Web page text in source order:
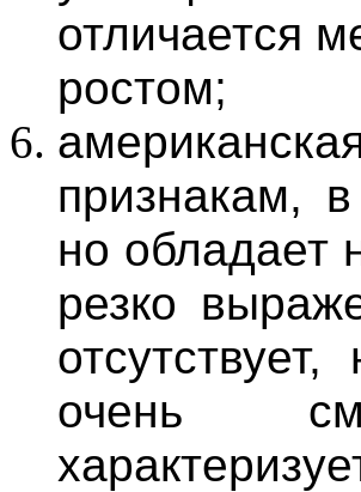
отличается
ростом;
признакам,
но обладает
резко
очень